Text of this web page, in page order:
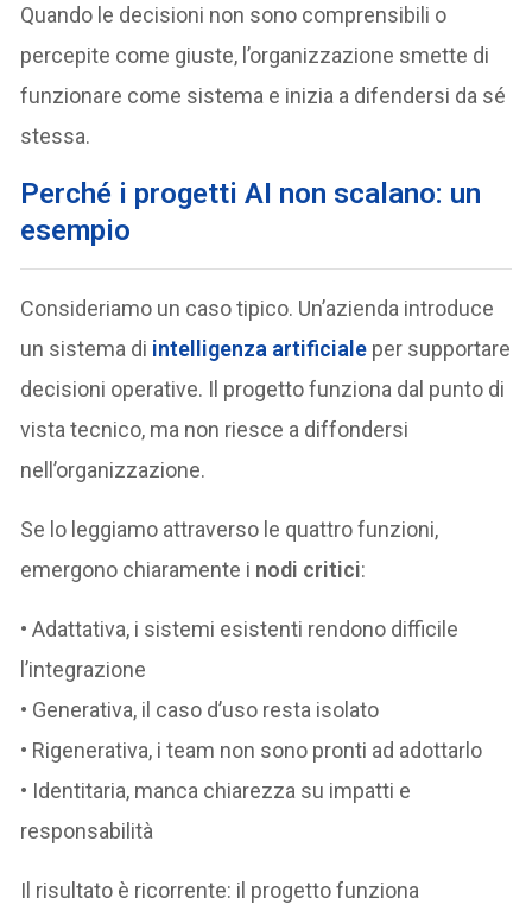
Quando le decisioni non sono comprensibili o
percepite come giuste, l’organizzazione smette di
funzionare come sistema e inizia a difendersi da sé
stessa.
Perché i progetti AI non scalano: un
esempio
Consideriamo un caso tipico. Un’azienda introduce
un sistema di intelligenza artificiale per supportare
decisioni operative. Il progetto funziona dal punto di
vista tecnico, ma non riesce a diffondersi
nell’organizzazione.
Se lo leggiamo attraverso le quattro funzioni,
emergono chiaramente i nodi critici:
• Adattativa, i sistemi esistenti rendono difficile
l’integrazione
• Generativa, il caso d’uso resta isolato
• Rigenerativa, i team non sono pronti ad adottarlo
• Identitaria, manca chiarezza su impatti e
responsabilità
Il risultato è ricorrente: il progetto funziona